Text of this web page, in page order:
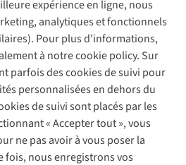
expérience en ligne, nous
analytiques et fonctionnels
Pour plus d'informations,
à notre cookie policy. Sur
parfois des cookies de suivi pour
personnalisées en dehors du
de suivi sont placés par les
« Accepter tout », vous
ne pas avoir à vous poser la
fois, nous enregistrons vos
Suivez-nous